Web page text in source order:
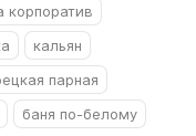
корпоратив
кальян
парная
баня по-белому